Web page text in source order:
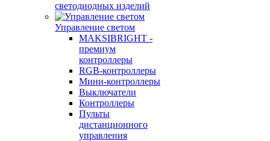
светодиодных изделий
Управление светом
MAKSIBRIGHT -
премиум
контроллеры
RGB-контроллеры
Мини-контроллеры
Выключатели
Контроллеры
Пульты
дистанционного
управления